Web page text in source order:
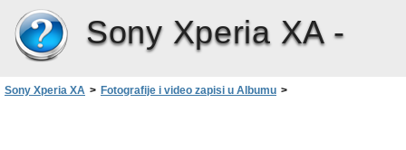
Sony Xperia XA -
Sony Xperia XA > Fotografije i video zapisi u Albumu >